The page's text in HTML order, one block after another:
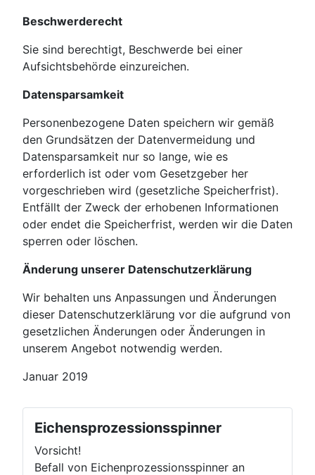
Beschwerderecht
Sie sind berechtigt, Beschwerde bei einer
Aufsichtsbehörde einzureichen.
Datensparsamkeit
Personenbezogene Daten speichern wir gemäß
den Grundsätzen der Datenvermeidung und
Datensparsamkeit nur so lange, wie es
erforderlich ist oder vom Gesetzgeber her
vorgeschrieben wird (gesetzliche Speicherfrist).
Entfällt der Zweck der erhobenen Informationen
oder endet die Speicherfrist, werden wir die Daten
sperren oder löschen.
Änderung unserer Datenschutzerklärung
Wir behalten uns Anpassungen und Änderungen
dieser Datenschutzerklärung vor die aufgrund von
gesetzlichen Änderungen oder Änderungen in
unserem Angebot notwendig werden.
Januar 2019
Eichensprozessionsspinner
Vorsicht!
Befall von Eichenprozessionsspinner an